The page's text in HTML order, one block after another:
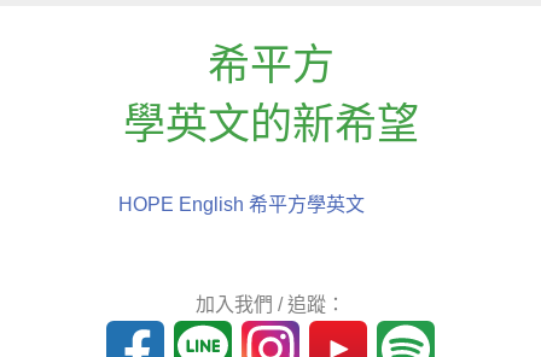
希平方
學英文的新希望
HOPE English 希平方學英文
加入我們 / 追蹤：